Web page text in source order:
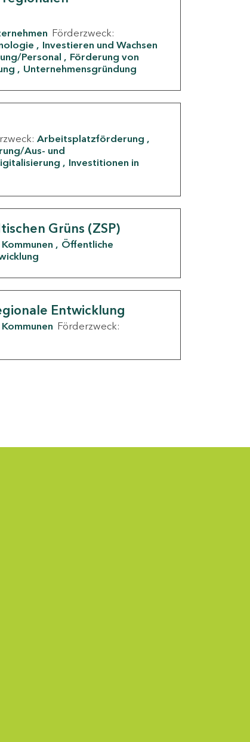
Förderzweck:
Investieren und Wachsen
Personal
Förderung von
Unternehmensgründung
Arbeitsplatzförderung
Aus- und
Investitionen in
Grüns (ZSP)
Kommunen
Öffentliche
Entwicklung
Kommunen Förderzweck: